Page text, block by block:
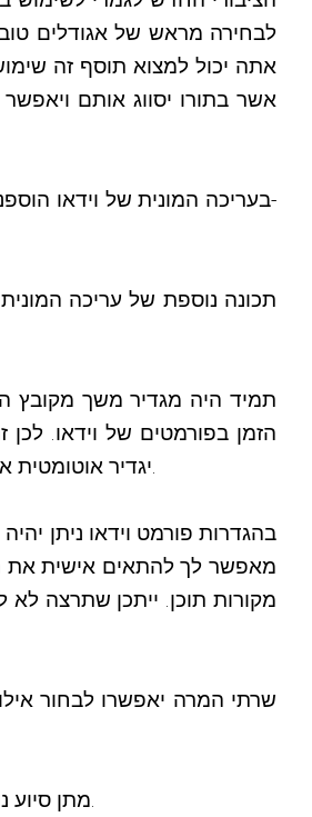
לבחירה מראש של אגודלים
בעריכה המונית של וידאו
תכונה נוספת של עריכה
מעלה קובץ מקור עם משך כזה. ההתנהגות החדשה תמנע זאת ו-KVS יגדיר אוטומטית את משך הווידאו למשך הגדול ביותר של פורמטי הווידאו שלו.
מקורות תוכן. ייתכן שתרצה
שרתי המרה יאפשרו לבחור
בהגדרות פרסום VAST הוספנו תמיכה לשליחת קטגוריות ותגים ב-VAST URL, מתן סיוע נוסף לחברות פרסום בהצגת מודעות הקשריות יותר.